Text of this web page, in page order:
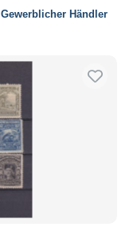
Gewerblicher Händler